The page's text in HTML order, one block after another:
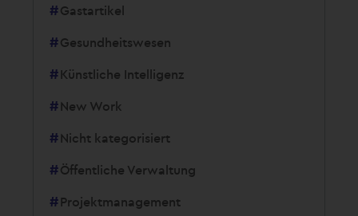
Gastartikel
Gesundheitswesen
Künstliche Intelligenz
New Work
Nicht kategorisiert
Öffentliche Verwaltung
Projektmanagement